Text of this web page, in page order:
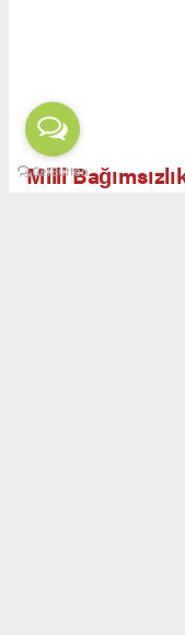
Milli